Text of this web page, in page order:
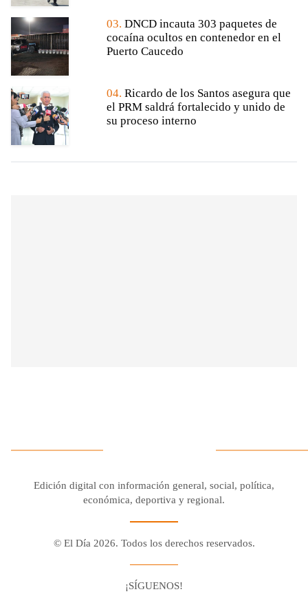
03. DNCD incauta 303 paquetes de
cocaína ocultos en contenedor en el
Puerto Caucedo
04. Ricardo de los Santos asegura que
el PRM saldrá fortalecido y unido de
su proceso interno
Edición digital con información general, social, política,
económica, deportiva y regional.
© El Día 2026. Todos los derechos reservados.
¡SÍGUENOS!